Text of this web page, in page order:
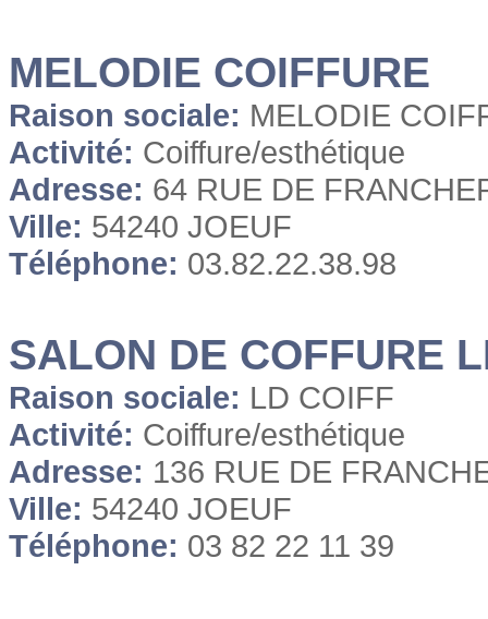
MELODIE COIFFURE
Raison sociale: MELODIE
Activité: Coiffure/esthétique
Adresse: 64 RUE DE
Ville: 54240 JOEUF
Téléphone: 03.82.22.38.98
SALON DE COFFURE
Raison sociale: LD COIFF
Activité: Coiffure/esthétique
Adresse: 136 RUE DE
Ville: 54240 JOEUF
Téléphone: 03 82 22 11 39